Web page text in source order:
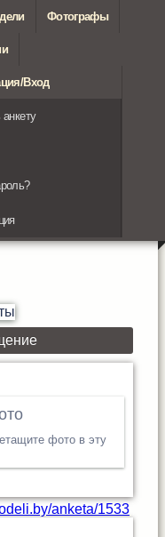
Фотографы
Вход
фото в эту
anketa/1533